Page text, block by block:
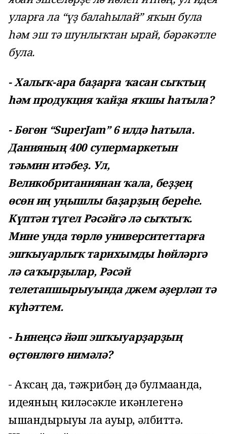
уларға ла “үҙ балаһылай” яҡын була
һәм эш тә шунлыҡтан ырай, бәрәкәтле
була.
- Халыҡ-ара баҙарға ҡасан сыҡтың
һәм продукция ҡайҙа яҡшы һатыла?
- Бөгөн “SuperJam” 6 илдә һатыла.
Данияның 400 супермаркетын
тәьмин итәбеҙ. Ул,
Великобританиянан ҡала, беҙҙең
өсөн иң уңышлы баҙарҙың береһе.
Күптән түгел Рәсәйгә лә сыҡтыҡ.
Мине унда төрлө университеттарға
эшҡыуарлыҡ тарихымды һөйләргә
лә саҡырҙылар, Рәсәй
телетапшырыуында джем әҙерләп тә
күһәттем.
- Һинеңсә йәш эшҡыуарҙарҙың
өҫтөнлөгө нимәлә?
- Аҡсаң да, тәжрибәң дә булмағанда,
идеяның киләсәкле икәнлегенә
ышандырыуы ла ауыр, әлбиттә.